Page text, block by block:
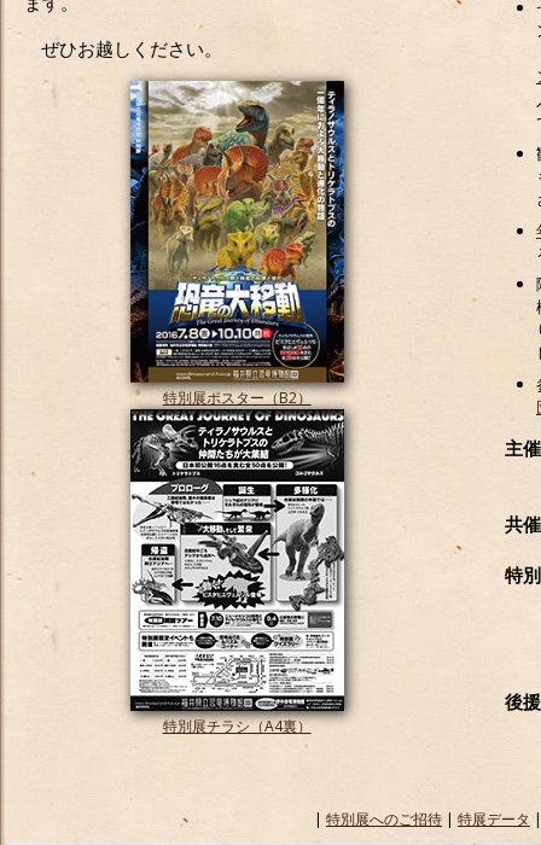
ぜひお越しください。
特別展ポスター（B2）
特別展チラシ（A4裏）
主催
共催
特
後援
| 特別展へのご招待| 特展データ